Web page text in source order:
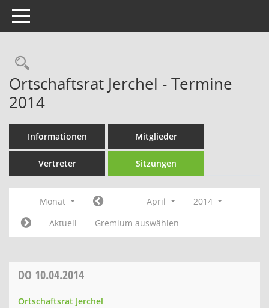
Toggle navigation
Rechercheauswahl
Ortschaftsrat Jerchel - Termine
2014
Informationen Mitglieder
Vertreter Sitzungen
Monat April
2014
Aktuell
Gremium auswählen
DO 10.04.2014
Ortschaftsrat Jerchel